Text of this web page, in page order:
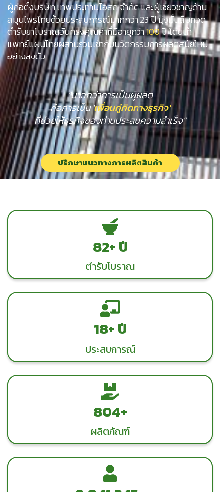
ผู้ก่อตั้งบริษัท เทพประทานโอสถ จำกัด และผู้เชี่ยวชาญด้าน
สมุนไพรไทยด้วยประสบการณ์มากกว่า 23 ปี มุ่งมั่นสืบทอด
ตำรับยาโบราณอันทรงคุณค่าที่มีอายุกว่า100ปี โดยนำ
แพทย์แผนไทยผสานรวมเข้ากับนวัตกรรมการผลิตสมัยใหม่
อย่างลงตัว
"มากกว่าการเป็นผู้ผลิต
คือการเป็น 'เพื่อนคู่คิดทางธุรกิจ'
ที่ช่วยให้ธุรกิจของท่านประสบความสำเร็จ"
ปรึกษาแนวทางการผลิตสินค้า
100+ ปี
ตำรับโบราณ
23+ ปี
ประสบการณ์
1,000 +
ผลิตภัณฑ์